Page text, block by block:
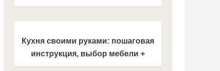
современной кухни своими руками
Кухня своими руками: пошаговая
инструкция, выбор мебели +
правила установки и монтажа